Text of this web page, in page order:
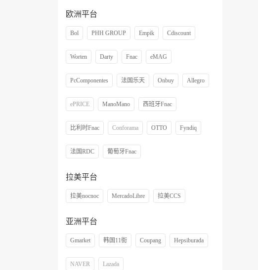
欧洲平台
Bol PHH GROUP Empik Cdiscount
Worten Darty Fnac eMAG
PcComponentes 法国乐天 Onbuy Allegro
ePRICE ManoMano 西班牙Fnac
比利时Fnac Conforama OTTO Fyndiq
法国RDC 葡萄牙Fnac
拉美平台
拉美nocnoc MercadoLibre 拉美CCS
亚洲平台
Gmarket 韩国11街 Coupang Hepsiburada
NAVER Lazada